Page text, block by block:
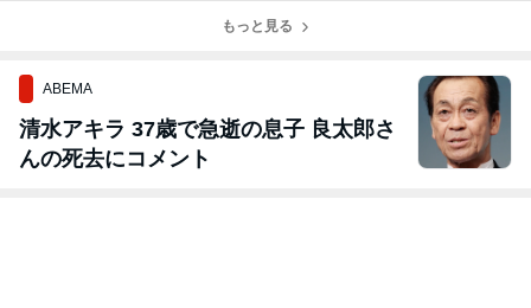
もっと見る
ABEMA
清水アキラ 37歳で急逝の息子 良太郎さ
んの死去にコメント